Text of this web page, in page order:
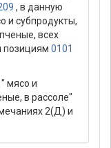
, в данную
и субпродукты,
всех
позициям 0101
мясо и
в рассоле"
2(Д) и